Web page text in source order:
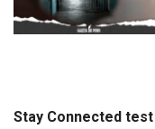
Stay Connected test